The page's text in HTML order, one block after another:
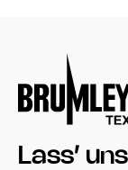
Lass’